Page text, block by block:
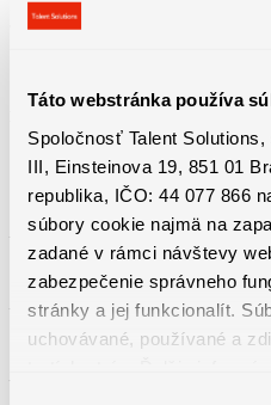
Táto webstránka používa
Spoločnosť Talent
III, Einsteinova 19, 851 01
republika, IČO: 44 077 866
súbory cookie najmä na
zadané v rámci návštevy
zabezpečenie správneho
stránky a jej funkcionalít.
uchovávané, používané a
– Rakúska pracovná zmluva
– Plat 5000€ v čistom